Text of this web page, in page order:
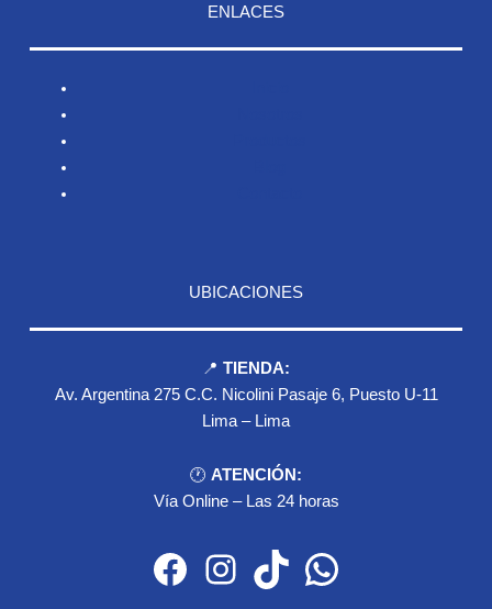
ENLACES
UBICACIONES
📍 TIENDA:
Av. Argentina 275 C.C. Nicolini Pasaje 6, Puesto U-11
Lima – Lima
🕐 ATENCIÓN:
Vía Online – Las 24 horas
Facebook Instagram TikTok WhatsApp